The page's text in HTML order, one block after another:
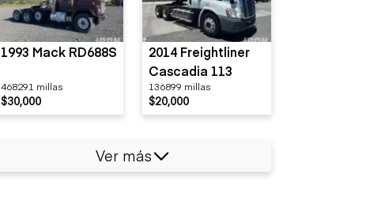
1993 Mack RD688S
468291 millas
$30,000
2014 Freightliner
Cascadia 113
136899 millas
$20,000
Ver más